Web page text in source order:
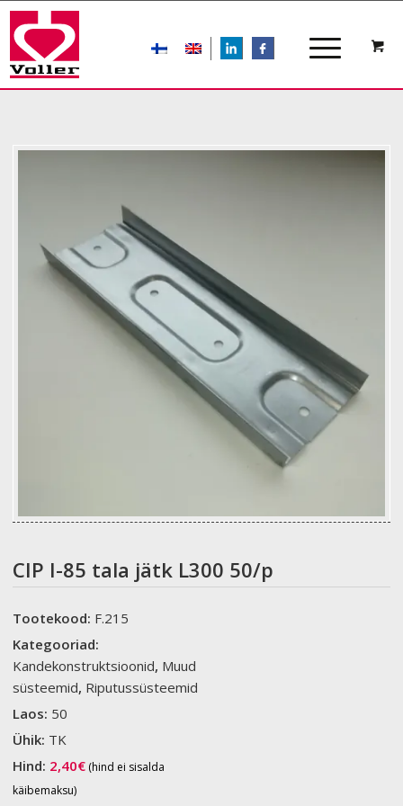
LIn
CIP I-85 tala jätk L300 50/p
Tootekood: F.215
Kategooriad:
Kandekonstruktsioonid, Muud
süsteemid, Riputussüsteemid
Laos: 50
Ühik: TK
Hind: 2,40€ (hind ei sisalda
käibemaksu)